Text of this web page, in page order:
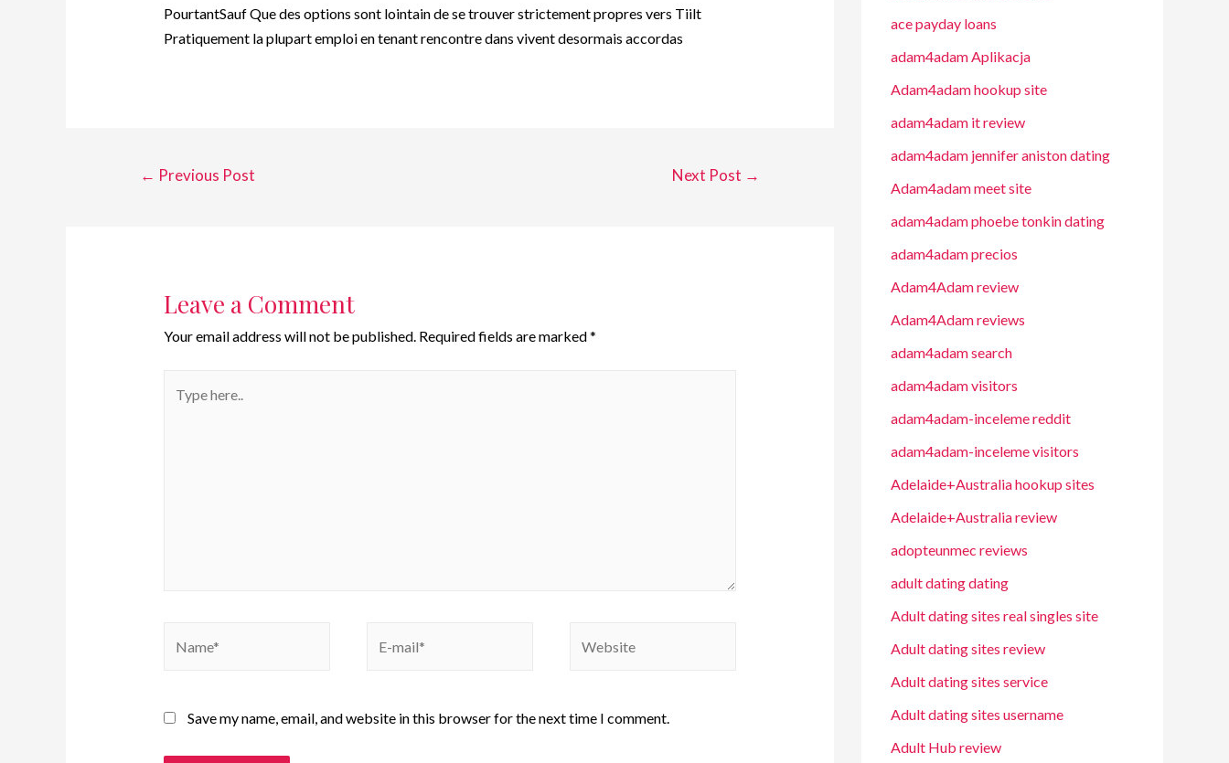
PourtantSauf Que des options sont lointain de se trouver strictement propres vers Tiilt
Pratiquement la plupart emploi en tenant rencontre dans vivent desormais accordas
← Previous Post Next Post →
Leave a Comment
Your email address will not be published. Required fields are marked*
Save my name, email, and website in this browser for the next time I comment.
ace payday loans
adam4adam Aplikacja
Adam4adam hookup site
adam4adam it review
adam4adam jennifer aniston dating
Adam4adam meet site
adam4adam phoebe tonkin dating
adam4adam precios
Adam4Adam review
Adam4Adam reviews
adam4adam search
adam4adam visitors
adam4adam-inceleme reddit
adam4adam-inceleme visitors
Adelaide+Australia hookup sites
Adelaide+Australia review
adopteunmec reviews
adult dating dating
Adult dating sites real singles site
Adult dating sites review
Adult dating sites service
Adult dating sites username
Adult Hub review